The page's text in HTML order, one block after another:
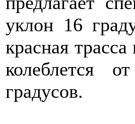
уклон 16
красная
колеблется
градусов.